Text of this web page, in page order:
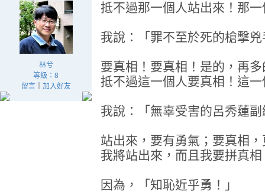
林兮
等級：8
留言｜ 加入好友
抵不過那一個人站出來！那
我說：「罪不至於死的槍擊
要真相！要真相！是的，再
抵不過這一個人要真相！這
我說：「無辜受害的呂秀蓮
站出來，要有勇氣；要真相
我將站出來，而且我要拼真相
因為，「知恥近乎勇！」